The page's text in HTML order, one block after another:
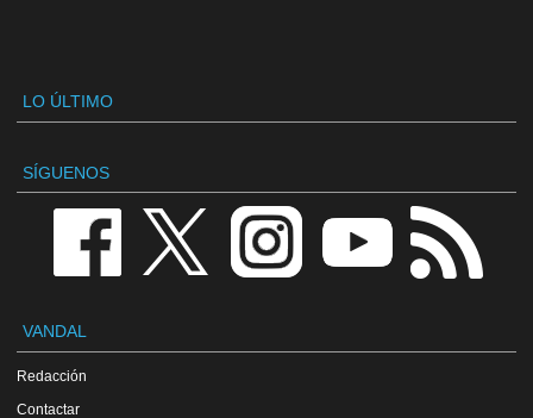
LO ÚLTIMO
SÍGUENOS
VANDAL
Redacción
Contactar